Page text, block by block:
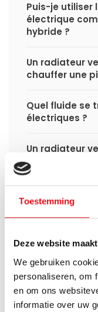
Toestemming
Deze website
We gebruiken
personaliseren, om
en om ons
informatie over uw
Puis-je utiliser
électrique
hybride ?
Un radiateur
chauffer une
Quel fluide se
électriques ?
Un radiateur
bruit ?
au toucher ?
Avez-vous une
Simon est heureux
toutes vos